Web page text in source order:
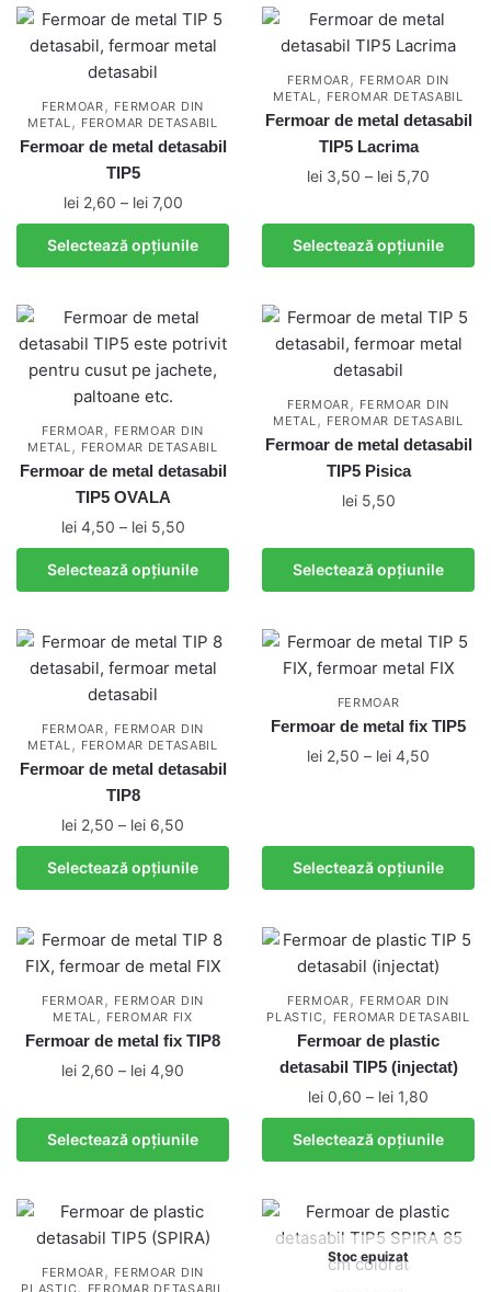
la
lei 8,00
mai
multe
variații.
Opțiunile
pot
fi
alese
în
pagina
produsului.
FERMOAR , FERMOAR DIN
METAL , FEROMAR DETASABIL
Fermoar de metal detasabil
TIP5
lei2,60 – lei7,00Interval
de
prețuri:
lei 2,60
la
lei 7,00
Selectează opțiunile
Acest
produs
mai
multe
variații.
Opțiunile
pot
fi
alese
în
pagina
produsului.
FERMOAR , FERMOAR DIN
METAL , FEROMAR DETASABIL
Fermoar de metal detasabil
TIP5 Lacrima
lei 3,50 – lei 5,70
prețuri:
lei 3,50
până
lei 5,70
Selectează opțiunile
produs
are
multe
variații.
Opțiunile
pot
fi
alese
în
pagina
FERMOAR , FERMOAR DIN
METAL , FEROMAR DETASABIL
Fermoar de metal detasabil
TIP5 OVALA
lei4,50 – lei5,50Interval
de
prețuri:
lei 4,50
la
lei 5,50
Selectează opțiunile
Acest
produs
mai
multe
variații.
Opțiunile
pot
fi
alese
în
pagina
produsului.
FERMOAR , FERMOAR DIN
METAL , FEROMAR DETASABIL
Fermoar de metal detasabil
TIP5 Pisica
lei5,50
Selectează opțiunile
produs
are
multe
variații.
Opțiunile
pot
produsului.
FERMOAR , FERMOAR DIN
METAL , FEROMAR DETASABIL
Fermoar de metal detasabil
TIP8
lei 2,50 – lei 6,50
de
prețuri:
lei 2,50
la
lei 6,50
Selectează opțiunile
Acest
produs
mai
multe
variații.
Opțiunile
pot
fi
în
pagina
FERMOAR
Fermoar de metal fix TIP5
lei 2,50 – lei 4,50
până
la
Selectează opțiunile
are
mai
Opțiunile
pot
fi
pagina
produsului.
FERMOAR , FERMOAR DIN
METAL ,FEROMAR FIX
Fermoar de metal fix TIP8
lei 2,60 – lei 4,90
prețuri:
lei 2,60
până
lei 4,90
Selectează opțiunile
produs
are
multe
variații.
Opțiunile
FERMOAR , FERMOAR DIN
PLASTIC, FEROMAR DETASABIL
Fermoar de plastic
detasabil TIP5 (injectat)
lei 0,60 – lei 1,80
de
prețuri:
lei 0,60
la
lei 1,80
Selectează opțiunile
Acest
produs
mai
multe
variații.
FERMOAR , FERMOAR DIN
PLASTIC, FEROMAR DETASABIL
Stoc epuizat